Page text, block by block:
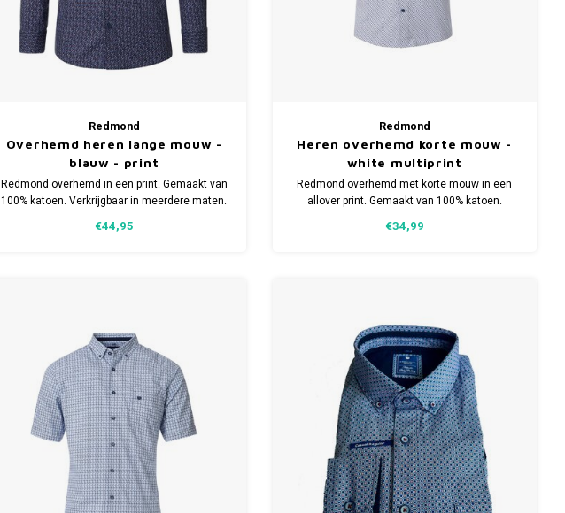
Redmond
Overhemd heren lange mouw -
blauw - print
Redmond overhemd in een print. Gemaakt van
100% katoen. Verkrijgbaar in meerdere maten.
€44,95
Redmond
Heren overhemd korte mouw -
white multiprint
Redmond overhemd met korte mouw in een
allover print. Gemaakt van 100% katoen.
maten.
€34,99